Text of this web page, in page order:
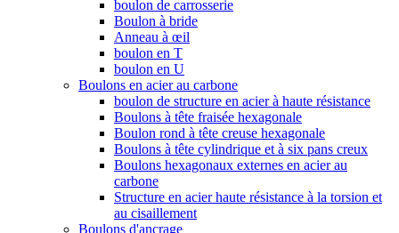
boulon de carrosserie
Boulon à bride
Anneau à œil
boulon en T
boulon en U
Boulons en acier au carbone
boulon de structure en acier à haute résistance
Boulons à tête fraisée hexagonale
Boulon rond à tête creuse hexagonale
Boulons à tête cylindrique et à six pans creux
Boulons hexagonaux externes en acier au
carbone
Structure en acier haute résistance à la torsion et
au cisaillement
Boulons d'ancrage